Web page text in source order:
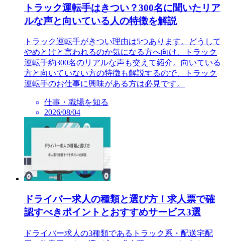
トラック運転手はきつい？300名に聞いたリア
ルな声と向いている人の特徴を解説
トラック運転手がきつい理由は5つあります。どうして
やめとけと言われるのか気になる方へ向け、トラック
運転手約300名のリアルな声も交えて紹介。向いている
方と向いていない方の特徴も解説するので、トラック
運転手のお仕事に興味がある方は必見です。
仕事・職場を知る
2026/08/04
ドライバー求人の種類と選び方！求人票で確
認すべきポイントとおすすめサービス3選
ドライバー求人の3種類であるトラック系・配送宅配